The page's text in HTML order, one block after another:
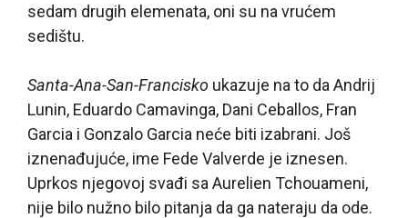
sedam drugih elemenata, oni su na vrućem
sedištu.
Santa-Ana-San-Francisko ukazuje na to da Andrij
Lunin, Eduardo Camavinga, Dani Ceballos, Fran
Garcia i Gonzalo Garcia neće biti izabrani. Još
iznenađujuće, ime Fede Valverde je iznesen.
Uprkos njegovoj svađi sa Aurelien Tchouameni,
nije bilo nužno bilo pitanja da ga nateraju da ode.